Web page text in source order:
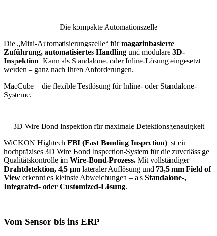
Die kompakte Automationszelle
Die „Mini-Automatisierungszelle“ fürmagazinbasierte
Zuführung, automatisiertes Handling und modulare 3D-
Inspektion. Kann als Standalone- oder Inline-Lösung eingesetzt
werden – ganz nach Ihren Anforderungen.
MacCube – die flexible Testlösung für Inline- oder Standalone-
Systeme.
3D Wire Bond Inspektion für maximale Detektionsgenauigkeit
WiCKON Hightech FBI (Fast Bonding Inspection) ist ein
hochpräzises 3D Wire Bond Inspection-System für die zuverlässige
Qualitätskontrolle im Wire-Bond-Prozess. Mit vollständiger
Drahtdetektion, 4,5 µm lateraler Auflösung und 73,5 mm Field of
View erkennt es kleinste Abweichungen – als Standalone-,
Integrated- oder Customized-Lösung.
Vom Sensor bis ins ERP